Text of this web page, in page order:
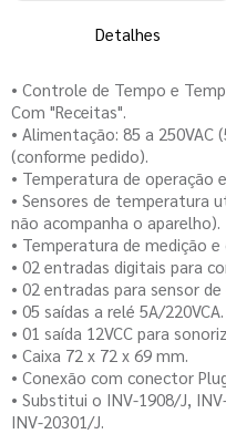
Detalhes
• Controle de Tempo e
Com "Receitas".
• Alimentação: 85 a 250VAC
(conforme pedido).
• Temperatura de operação
• Sensores de temperatura
não acompanha o aparelho).
• Temperatura de medição e
• 02 entradas digitais para
• 02 entradas para sensor de
• 05 saídas a relé 5A/220VCA.
• 01 saída 12VCC para
• Caixa 72 x 72 x 69 mm.
• Conexão com conector
• Substitui o INV-1908/J,
INV-20301/J.